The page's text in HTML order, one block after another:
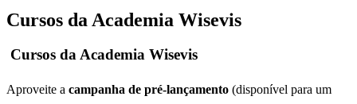
Cursos da Academia Wisevis
Cursos da Academia Wisevis
Aproveite a campanha de pré-lançamento (disponível para um